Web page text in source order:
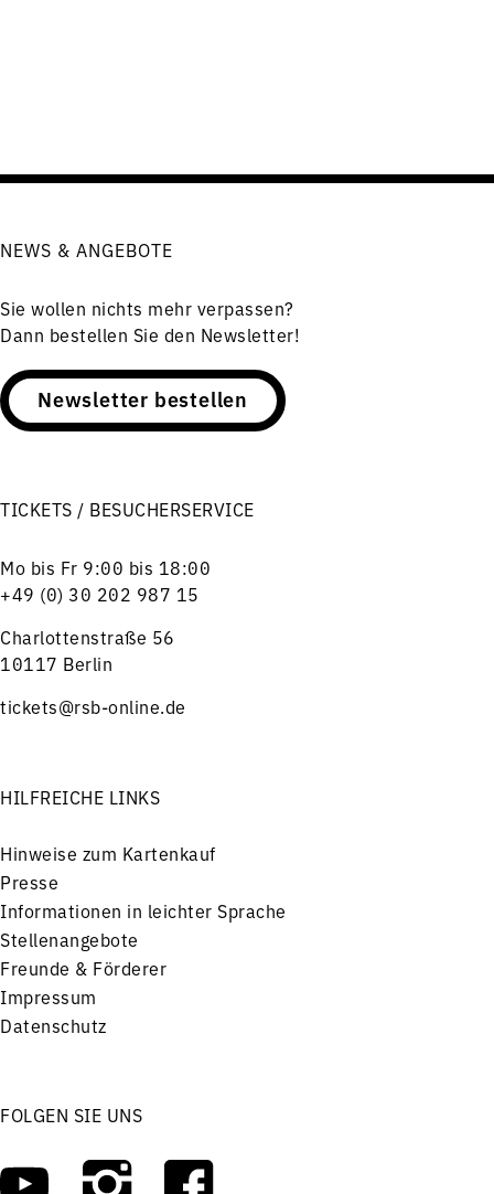
NEWS & ANGEBOTE
Sie wollen nichts mehr verpassen?
Dann bestellen Sie den Newsletter!
Newsletter bestellen
TICKETS / BESUCHERSERVICE
Mo bis Fr 9:00 bis 18:00
+49 (0) 30 202 987 15
Charlottenstraße 56
10117 Berlin
tickets@rsb-online.de
HILFREICHE LINKS
Hinweise zum Kartenkauf
Presse
Informationen in leichter Sprache
Stellenangebote
Freunde & Förderer
Impressum
Datenschutz
FOLGEN SIE UNS